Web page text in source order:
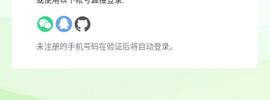
未注册的手机号码在验证后将自动登录。